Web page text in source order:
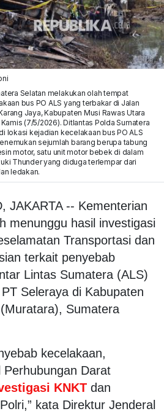
Selatan melakukan olah tempat
bus PO ALS yang terbakar di Jalan
Jaya, Kabupaten Musi Rawas Utara
(7/5/2026). Ditlantas Polda Sumatera
lokasi kejadian kecelakaan bus PO ALS
sejumlah barang berupa tabung
motor, satu unit motor bebek di dalam
Thunder yang diduga terlempar dari
ledakan.
JAKARTA -- Kementerian
menunggu hasil investigasi
Transportasi dan
terkait penyebab
Lintas Sumatera (ALS)
Seleraya di Kabupaten
Sumatera
kecelakaan,
Darat
KNKT dan
kata Direktur Jenderal